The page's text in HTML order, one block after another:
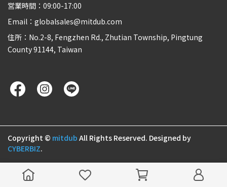
営業時間：09:00-17:00
Email：globalsales@mitdub.com
住所：No.2-8, Fengzhen Rd., Zhutian Township, Pingtung
County 91144, Taiwan
Copyright © mitdub All Rights Reserved. Designed by
CYBERBIZ.